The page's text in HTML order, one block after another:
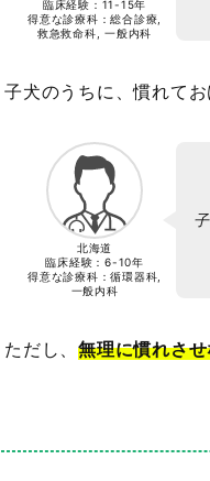
臨床経験： 11-15年
得意な診療科：総合診療,
救急救命科, 一般内科
子犬のうちに、慣れて
北海道
臨床経験： 6-10年
得意な診療科：循環器科,
一般内科
ただし、 無理に慣れさ